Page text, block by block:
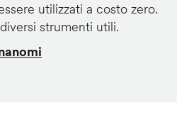
utilizzati a costo zero.
strumenti utili.